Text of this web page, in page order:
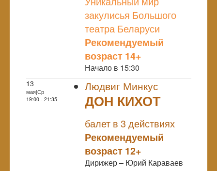
закулисья Большого
театра Беларуси
Рекомендуемый
возраст 14+
Начало в 15:30
13
мая|Ср
19:00 - 21:35
Людвиг Минкус
ДОН КИХОТ
балет в 3 действиях
Рекомендуемый
возраст 12+
Дирижер – Юрий Караваев